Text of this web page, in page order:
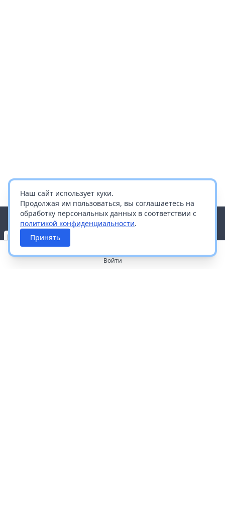
Наш сайт использует куки.
Продолжая им пользоваться, вы соглашаетесь на
обработку персональных данных в соответствии с
политикой конфиденциальности.
Принять
Войти